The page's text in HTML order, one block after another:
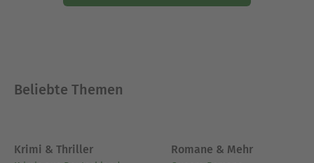
Beliebte Themen
Krimi & Thriller Romane & Mehr